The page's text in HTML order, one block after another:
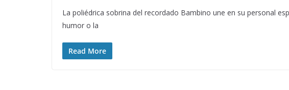
La poliédrica sobrina del recordado Bambino une en su personal
humor o la
Read More